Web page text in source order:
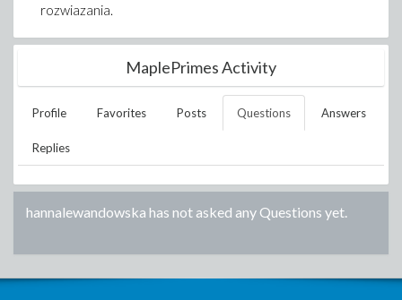
rozwiazania.
MaplePrimes Activity
Profile Favorites Posts Questions Answers
Replies
hannalewandowska has not asked any Questions yet.